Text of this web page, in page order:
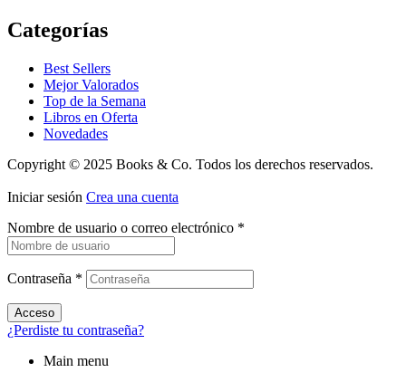
Categorías
Best Sellers
Mejor Valorados
Top de la Semana
Libros en Oferta
Novedades
Copyright © 2025 Books & Co. Todos los derechos reservados.
Iniciar sesión Crea una cuenta
Nombre de usuario o correo electrónico *
Contraseña *
Acceso
¿Perdiste tu contraseña?
Main menu